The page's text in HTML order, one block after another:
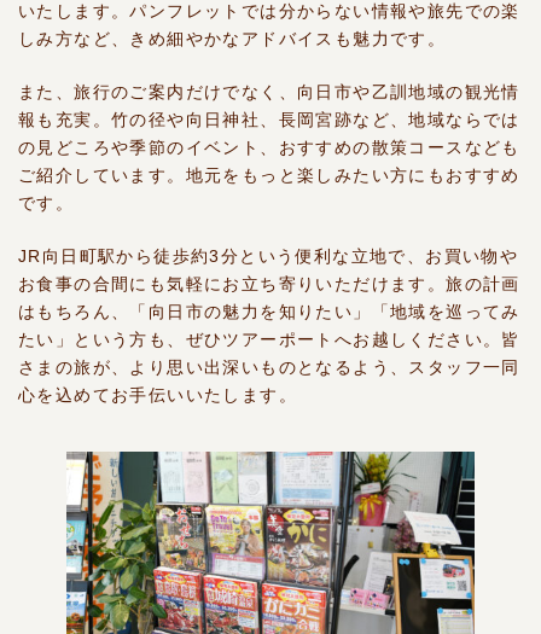
いたします。パンフレットでは分からない情報や旅先での楽
しみ方など、きめ細やかなアドバイスも魅力です。
また、旅行のご案内だけでなく、向日市や乙訓地域の観光情
報も充実。竹の径や向日神社、長岡宮跡など、地域ならでは
の見どころや季節のイベント、おすすめの散策コースなども
ご紹介しています。地元をもっと楽しみたい方にもおすすめ
です。
JR向日町駅から徒歩約3分という便利な立地で、お買い物や
お食事の合間にも気軽にお立ち寄りいただけます。旅の計画
はもちろん、「向日市の魅力を知りたい」「地域を巡ってみ
たい」という方も、ぜひツアーポートへお越しください。皆
さまの旅が、より思い出深いものとなるよう、スタッフ一同
心を込めてお手伝いいたします。